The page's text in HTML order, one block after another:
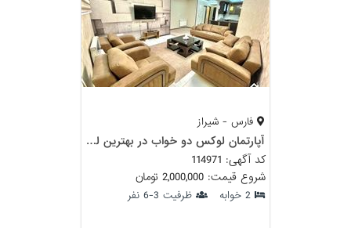
فارس - شیراز
آ‌پارتمان لوکس دو خواب در بهترین لوکیشن شیراز
کد آگهی: 114971
شروع قیمت: 2,000,000 تومان
2 خوابه ظرفیت 3-6 نفر